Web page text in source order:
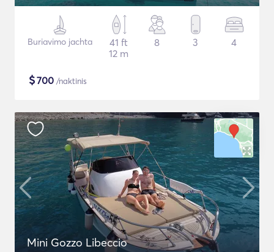
Buriavimo jachta
41 ft
12 m
8 3 4
$700 /naktinis
Mini Gozzo Libeccio